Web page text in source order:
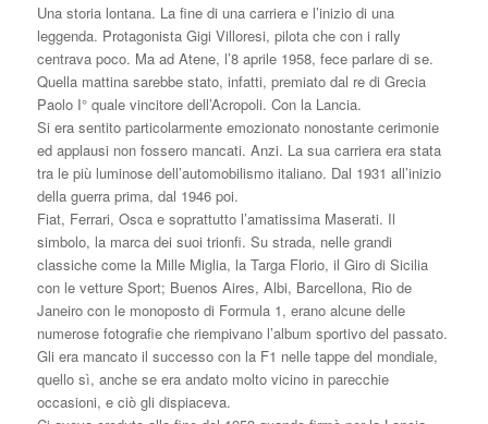
Una storia lontana. La fine di una carriera e l’inizio di una
leggenda. Protagonista Gigi Villoresi, pilota che con i rally
centrava poco. Ma ad Atene, l’8 aprile 1958, fece parlare di se.
Quella mattina sarebbe stato, infatti, premiato dal re di Grecia
Paolo I° quale vincitore dell’Acropoli. Con la Lancia.
Si era sentito particolarmente emozionato nonostante cerimonie
ed applausi non fossero mancati. Anzi. La sua carriera era stata
tra le più luminose dell’automobilismo italiano. Dal 1931 all’inizio
della guerra prima, dal 1946 poi.
Fiat, Ferrari, Osca e soprattutto l’amatissima Maserati. Il
simbolo, la marca dei suoi trionfi. Su strada, nelle grandi
classiche come la Mille Miglia, la Targa Florio, il Giro di Sicilia
con le vetture Sport; Buenos Aires, Albi, Barcellona, Rio de
Janeiro con le monoposto di Formula 1, erano alcune delle
numerose fotografie che riempivano l’album sportivo del passato.
Gli era mancato il successo con la F1 nelle tappe del mondiale,
quello sì, anche se era andato molto vicino in parecchie
occasioni, e ciò gli dispiaceva.